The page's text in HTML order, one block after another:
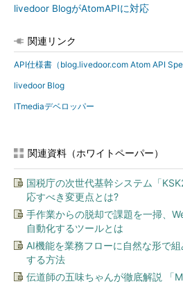
livedoor BlogがAtomAPIに対応
関連リンク
API仕様書（blog.livedoor.com Atom API
livedoor Blog
ITmediaデベロッパー
関連資料（ホワイトペーパー）
国税庁の次世代基幹システム「
応すべき変更点とは?
手作業からの脱却で課題を一掃、
自動化するツールとは
AI機能を業務フローに自然な形で
する方法
伝道師の五味ちゃんが徹底解説 「